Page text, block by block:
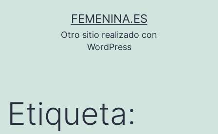
FEMENINA.ES
Otro sitio realizado con
WordPress
Etiqueta: